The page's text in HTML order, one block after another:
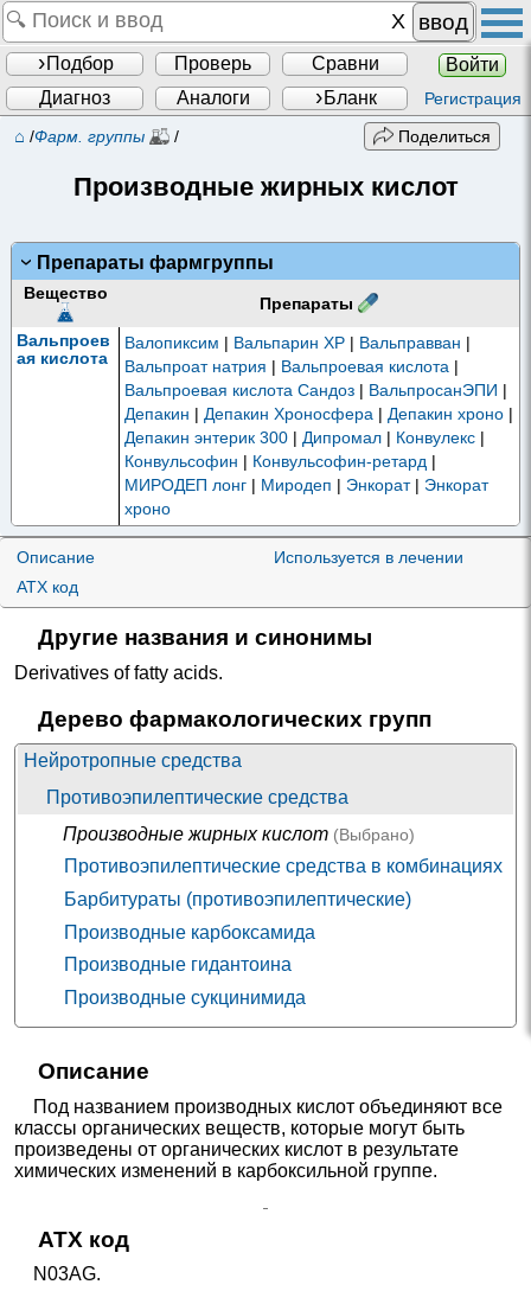
ввод
Подбор Проверь Сравни
Войти
Диагноз
Аналоги Бланк Регистрация
⌂ /Фарм. группы / Поделиться
Производные жирных кислот
Препараты фармгруппы
Вещество
Препараты
Вальпроев
ая кислота
Валопиксим Вальпарин ХР Вальправван
Вальпроат натрия
Вальпроевая кислота
Вальпроевая кислота Сандоз
ВальпросанЭПИ
Депакин |Депакин Хроносфера |Депакин хроно
Депакин энтерик 300 |Дипромал Конвулекс
Конвульсофин
Конвульсофин-ретард
МИРОДЕП лонг
Миродеп Энкорат| Энкорат
хроно
Гамма-
аминомасл
яная
кислота
Аминалон|Гамма-аминомасляная кислота|
Описание
ATX код
Используется в лечении
Другие названия и синонимы
Derivatives of fatty acids.
Дерево фармакологических групп
Нейротропные средства
Противоэпилептические средства
Производные жирных кислот (Выбрано)
Противоэпилептические средства в комбинациях
Барбитураты (противоэпилептические)
Производные карбоксамида
Производные гидантоина
Производные сукцинимида
Описание
Под названием производных кислот объединяют все
классы органических веществ, которые могут быть
произведены от органических кислот в результате
химических изменений в карбоксильной группе.
ATX код
N03AG.